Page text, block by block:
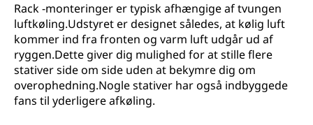
Rack -monteringer er typisk afhængige af tvungen
luftkøling.Udstyret er designet således, at kølig luft
kommer ind fra fronten og varm luft udgår ud af
ryggen.Dette giver dig mulighed for at stille flere
stativer side om side uden at bekymre dig om
overophedning.Nogle stativer har også indbyggede
fans til yderligere afkøling.